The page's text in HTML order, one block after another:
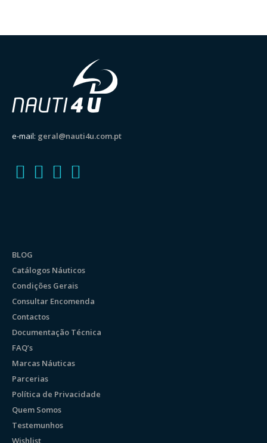
e-mail: geral@nauti4u.com.pt
BLOG
Catálogos Náuticos
Condições Gerais
Consultar Encomenda
Contactos
Documentação Técnica
FAQ’s
Marcas Náuticas
Parcerias
Política de Privacidade
Quem Somos
Testemunhos
Wishlist